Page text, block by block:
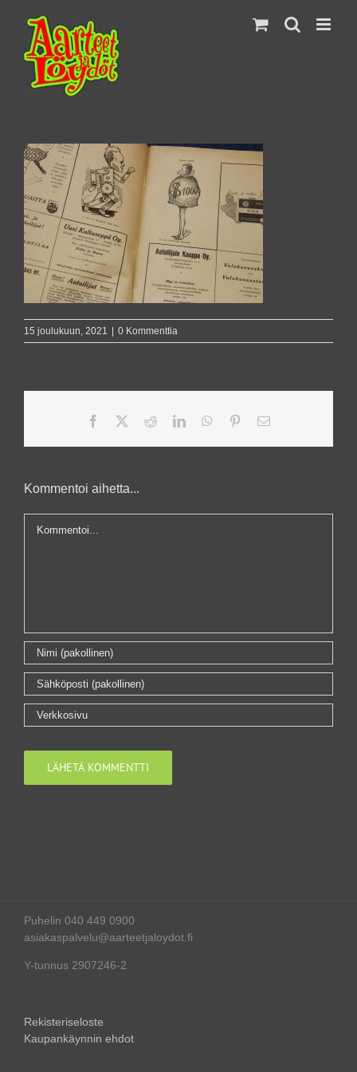
content
15 joulukuun, 2021 0 Kommenttia
Facebook RedditLinkedInWhatsApp
PinterestSähköposti
Kommentoi aihetta...
Puhelin 040 449 0900
asiakaspalvelu@aarteetjaloydot.fi
Y-tunnus 2907246-2
Rekisteriseloste
Kaupankäynnin ehdot